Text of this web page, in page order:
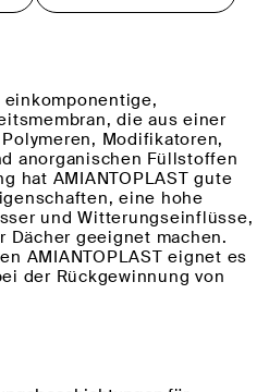
einkomponentige,
die aus einer
Modifikatoren,
anorganischen Füllstoffen
hat AMIANTOPLAST gute
eine hohe
und Witterungseinflüsse,
geeignet machen.
AMIANTOPLAST eignet es
der Rückgewinnung von